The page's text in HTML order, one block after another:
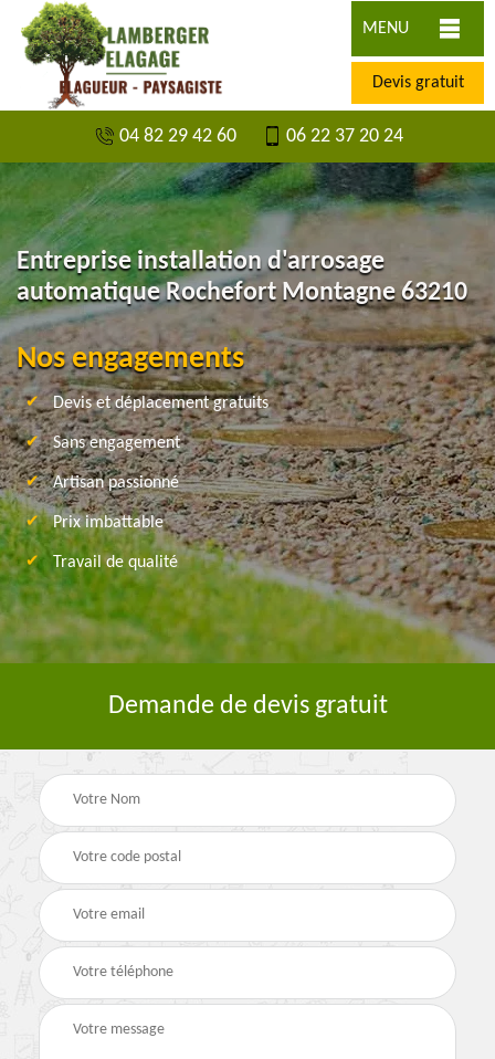
MENU
Devis gratuit
04 82 29 42 60 06 22 37 20 24
Entreprise installation d'arrosage
automatique Rochefort Montagne 63210
Nos engagements
Devis et déplacement gratuits
Sans engagement
Artisan passionné
Prix imbattable
Travail de qualité
Demande de devis gratuit